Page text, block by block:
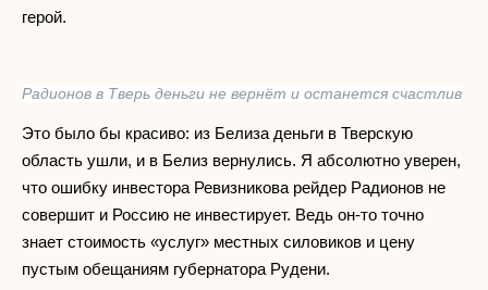
герой.
Радионов в Тверь деньги не вернёт и останется счастлив
Это было бы красиво: из Белиза деньги в Тверскую
область ушли, и в Белиз вернулись. Я абсолютно уверен,
что ошибку инвестора Ревизникова рейдер Радионов не
совершит и Россию не инвестирует. Ведь он-то точно
знает стоимость «услуг» местных силовиков и цену
пустым обещаниям губернатора Рудени.